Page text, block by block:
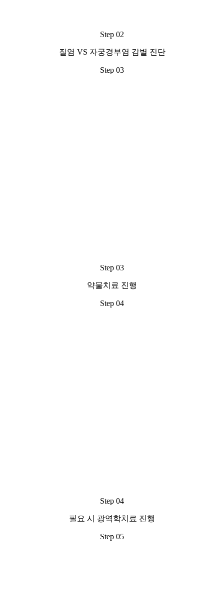
Step 02
질염 VS 자궁경부염 감별 진단
Step 03
Step 03
약물치료 진행
Step 04
Step 04
필요 시 광역학치료 진행
Step 05